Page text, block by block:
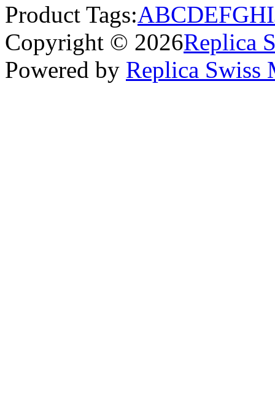
Product Tags:ABCDEFGHI
Copyright © 2026Replica
Powered by Replica Swiss